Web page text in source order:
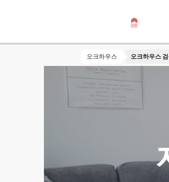
오크하우스 오크하우스